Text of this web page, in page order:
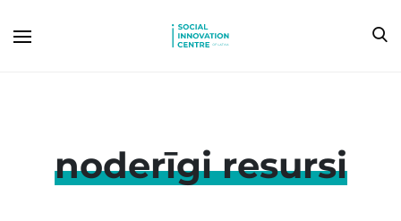
noderīgi resursi